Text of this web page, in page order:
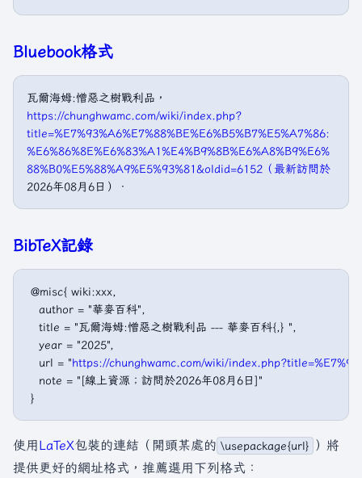
Bluebook格式
瓦爾海姆:憎惡之樹戰利品，
https://chunghwamc.com/wiki/index.php?
title=%E7%93%A6%E7%88%BE%E6%B5%B7%E5%A7%86:
%E6%86%8E%E6%83%A1%E4%B9%8B%E6%A8%B9%E6%
88%B0%E5%88%A9%E5%93%81&oldid=6152（最新訪問於
2026年08月6日）．
BibTeX記錄
@misc{ wiki:xxx,
   author = "華麥百科",
   title = "瓦爾海姆:憎惡之樹戰利品 --- 華麥百科{,} ",
   year = "2025",
   url = "
https://chunghwamc.com/wiki/
   note = "[線上資源；訪問於2026年08月6日]"
使用LaTeX包裝的連結（開頭某處的 \usepackage{url} ）將
提供更好的網址格式，推薦選用下列格式：